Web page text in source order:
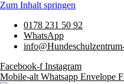
Zum Inhalt springen
0178 231 50 92
WhatsApp
Facebook-f Instagram
Mobile-alt Whatsapp Envelope